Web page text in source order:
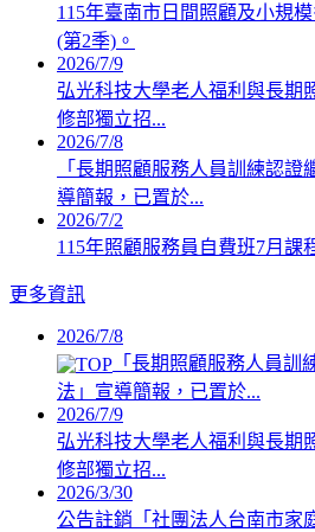
115年臺南市日間照顧及小規
(第2季)。
2026/7/9
弘光科技大學老人福利與長期
修部獨立招...
2026/7/8
「長期照顧服務人員訓練認
導簡報，已置於...
2026/7/2
115年照顧服務員自費班7月課
更多資訊
2026/7/8
「長期照顧服務人員訓
法」宣導簡報，已置於...
2026/7/9
弘光科技大學老人福利與長期
修部獨立招...
2026/3/30
公告註銷「社團法人台南市家